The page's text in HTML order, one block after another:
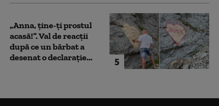
5
„Anna, ţine-ţi prostul
acasă!”. Val de reacții
după ce un bărbat a
desenat o declarație...